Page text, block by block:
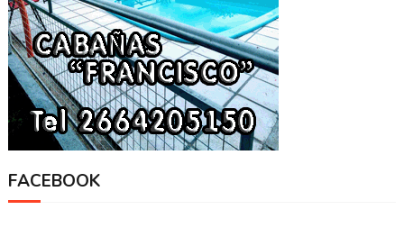
FACEBOOK